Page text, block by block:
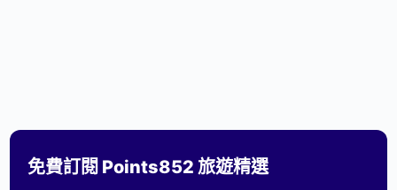
免費訂閱 Points852 旅遊精選